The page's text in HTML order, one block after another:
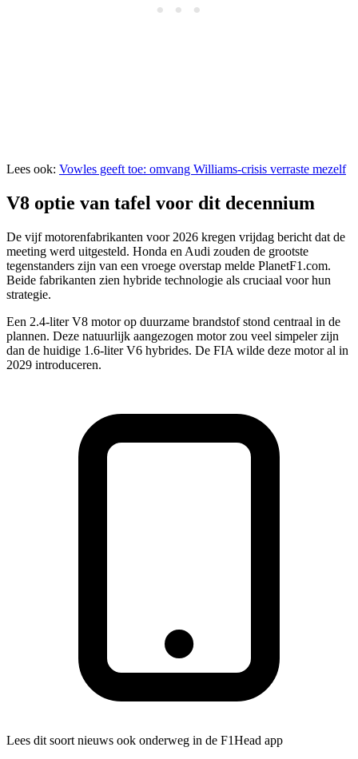
Lees ook: Vowles geeft toe: omvang Williams-crisis verraste mezelf
V8 optie van tafel voor dit decennium
De vijf motorenfabrikanten voor 2026 kregen vrijdag bericht dat de
meeting werd uitgesteld. Honda en Audi zouden de grootste
tegenstanders zijn van een vroege overstap melde PlanetF1.com.
Beide fabrikanten zien hybride technologie als cruciaal voor hun
strategie.
Een 2.4-liter V8 motor op duurzame brandstof stond centraal in de
plannen. Deze natuurlijk aangezogen motor zou veel simpeler zijn
dan de huidige 1.6-liter V6 hybrides. De FIA wilde deze motor al in
2029 introduceren.
Lees dit soort nieuws ook onderweg in de F1Head app